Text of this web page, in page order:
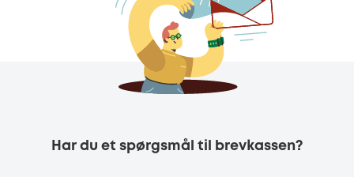
Har du et spørgsmål til brevkassen?